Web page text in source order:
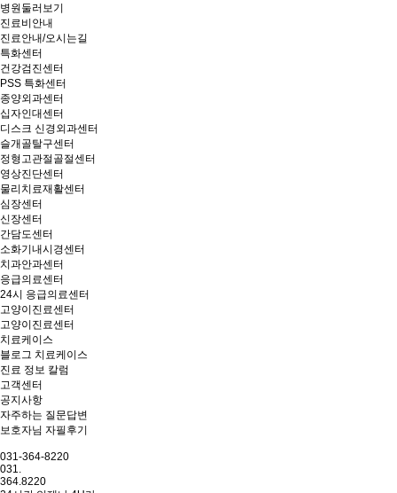
병원둘러보기
진료비안내
진료안내/오시는길
특화센터
건강검진센터
PSS 특화센터
종양외과센터
십자인대센터
디스크 신경외과센터
슬개골탈구센터
정형고관절골절센터
영상진단센터
물리치료재활센터
심장센터
신장센터
간담도센터
소화기내시경센터
치과안과센터
응급의료센터
24시 응급의료센터
고양이진료센터
고양이진료센터
치료케이스
블로그 치료케이스
진료 정보 칼럼
고객센터
공지사항
자주하는 질문답변
보호자님 자필후기
031-364-8220
031.
364.8220